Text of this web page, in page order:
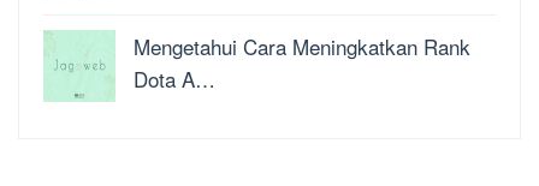
Mengetahui Cara Meningkatkan Rank
Dota A…